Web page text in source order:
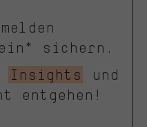
sichern.
Insights
und
entgehen!